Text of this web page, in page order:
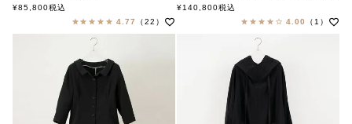
soutiencollar（ステンカラー）
¥85,800税込
4.77
（22）
soutiencollar
¥140,800税込
4.00
（1）